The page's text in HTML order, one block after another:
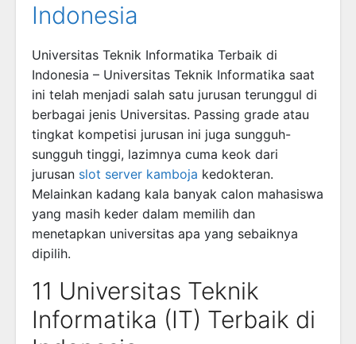
Indonesia
Universitas Teknik Informatika Terbaik di
Indonesia – Universitas Teknik Informatika saat
ini telah menjadi salah satu jurusan terunggul di
berbagai jenis Universitas. Passing grade atau
tingkat kompetisi jurusan ini juga sungguh-
sungguh tinggi, lazimnya cuma keok dari
jurusan slot server kamboja kedokteran.
Melainkan kadang kala banyak calon mahasiswa
yang masih keder dalam memilih dan
menetapkan universitas apa yang sebaiknya
dipilih.
11 Universitas Teknik
Informatika (IT) Terbaik di